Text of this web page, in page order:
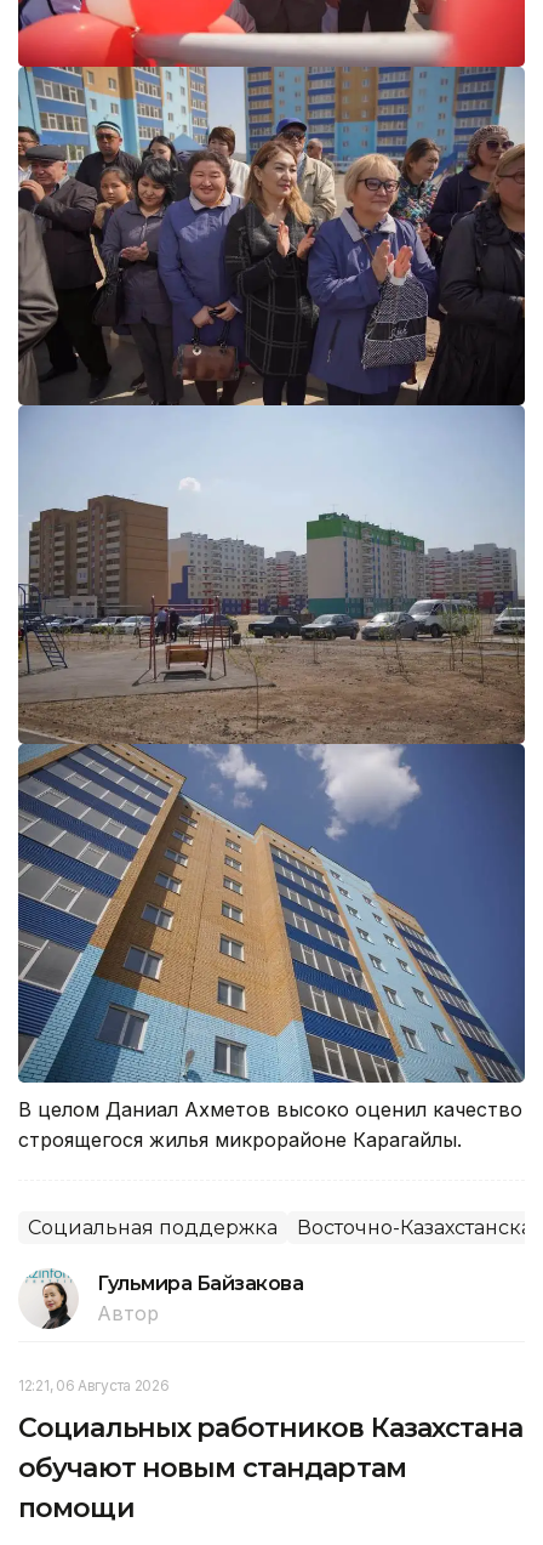
В целом Даниал Ахметов высоко оценил качество
строящегося жилья микрорайоне Карагайлы.
Социальная поддержка Восточно-
Гульмира Байзакова
Автор
12:21, 06 Августа 2026
Социальных работников Казахстана
обучают новым стандартам
помощи